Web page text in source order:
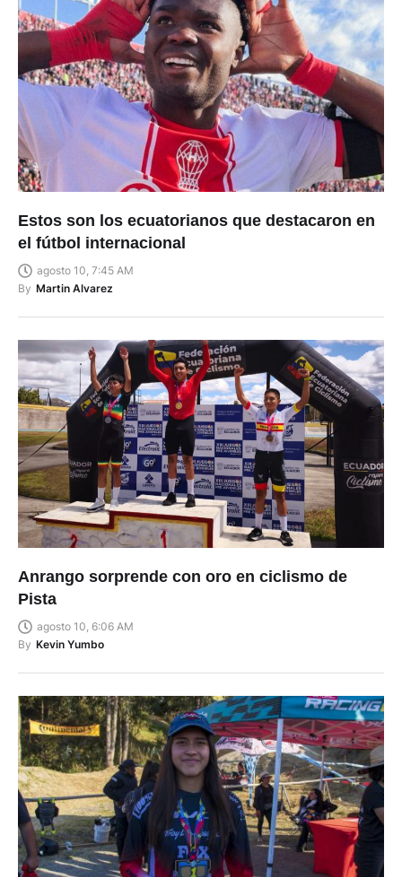
Estos son los ecuatorianos que destacaron en
el fútbol internacional
agosto 10, 7:45 AM
By Martin Alvarez
Anrango sorprende con oro en ciclismo de
Pista
agosto 10, 6:06 AM
By Kevin Yumbo